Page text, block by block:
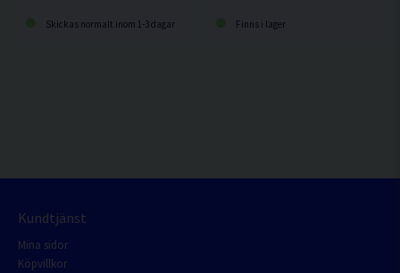
Skickas normalt inom 1-3 dagar Finns i lager
Kundtjänst
Mina sidor
Köpvillkor